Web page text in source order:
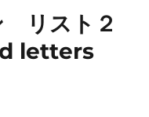
リスト２
letters